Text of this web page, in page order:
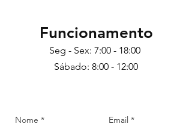
Funcionamento
Seg - Sex: 7:00 - 18:00
Sábado: 8:00 - 12:00